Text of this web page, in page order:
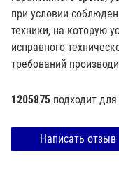
при условии
техники, на которую
исправного
требований
1205875 подходит
Написать отзыв